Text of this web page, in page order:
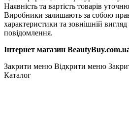
Наявність та вартість товарів
Виробники залишають за собою
характеристики та зовнішній
повідомлення.
Інтернет магазин
Закрити меню Відкрити меню
Каталог